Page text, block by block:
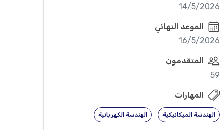
14/5/2026
الموعد النهائي
16/5/2026
المتقدمون
59
المهارات
الهندسة الميكانيكية الهندسة الكهربائية